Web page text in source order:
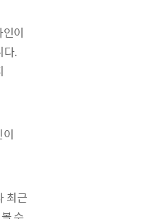
이
다.
최근